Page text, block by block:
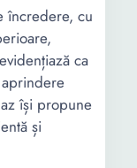
încredere, cu
ca
își propune
și